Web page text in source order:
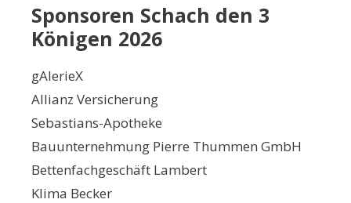
Sponsoren Schach den 3
Königen 2026
gAlerieX
Allianz Versicherung
Sebastians-Apotheke
Bauunternehmung Pierre Thummen GmbH
Bettenfachgeschäft Lambert
Klima Becker